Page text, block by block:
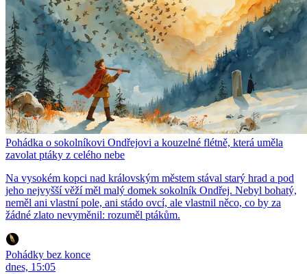
Pohádka o sokolníkovi Ondřejovi a kouzelné flétně, která uměla
zavolat ptáky z celého nebe
Na vysokém kopci nad královským městem stával starý hrad a pod
jeho nejvyšší věží měl malý domek sokolník Ondřej. Nebyl bohatý,
neměl ani vlastní pole, ani stádo ovcí, ale vlastnil něco, co by za
žádné zlato nevyměnil: rozuměl ptákům.
Pohádky bez konce
dnes, 15:05